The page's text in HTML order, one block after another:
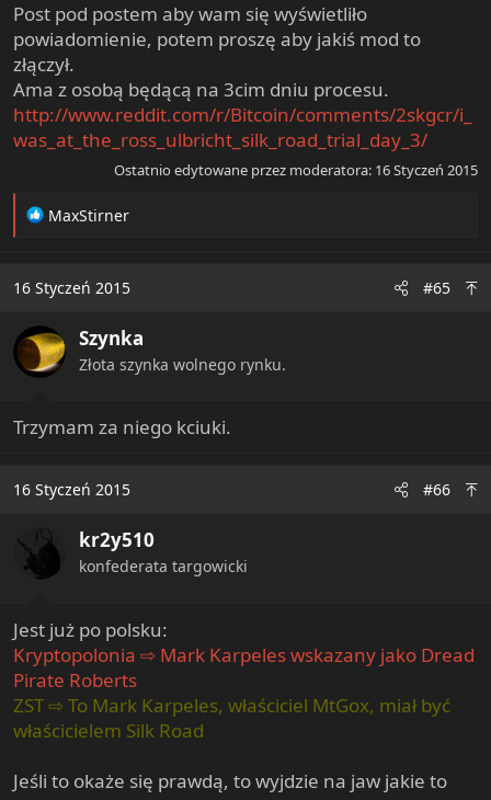
Post pod postem aby wam się wyświetliło
powiadomienie, potem proszę aby jakiś mod to
złączył.
Ama z osobą będącą na 3cim dniu procesu.
http://www.reddit.com/r/Bitcoin/comments/2skgcr/i_
was_at_the_ross_ulbricht_silk_road_trial_day_3/
Ostatnio edytowane przez moderatora: 16 Styczeń 2015
R
t
o
n
s
MaxStirner
16 Styczeń 2015 #65
Szynka
Złota szynka wolnego rynku.
Trzymam za niego kciuki.
16 Styczeń 2015 #66
kr2y510
konfederata targowicki
Jest już po polsku:
Kryptopolonia ⇨ Mark Karpeles wskazany jako Dread
Pirate Roberts
ZST ⇨ To Mark Karpeles, właściciel MtGox, miał być
właścicielem Silk Road
Jeśli to okaże się prawdą, to wyjdzie na jaw jakie to